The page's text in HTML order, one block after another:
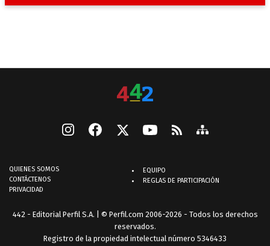
QUIENES SOMOS
CONTÁCTENOS
PRIVACIDAD
EQUIPO
REGLAS DE PARTICIPACIÓN
442 - Editorial Perfil S.A. | © Perfil.com 2006-2026 - Todos los derechos
reservados.
Registro de la propiedad intelectual número 5346433